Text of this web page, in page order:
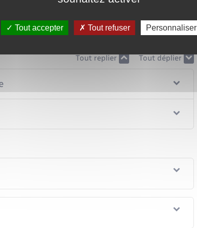
un courrier (<span
un <span class="expression">recours
contentieux</span>.
Tout replier Tout déplier
Tout accepter Tout refuser Personnaliser